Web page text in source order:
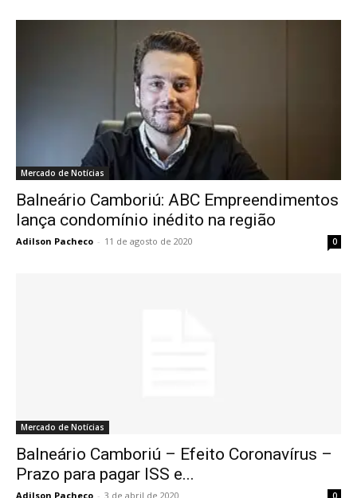
Mercado de Notícias
Balneário Camboriú: ABC Empreendimentos
lança condomínio inédito na região
Adilson Pacheco - 11 de agosto de 2020 0
Mercado de Notícias
Balneário Camboriú – Efeito Coronavírus –
Prazo para pagar ISS e...
Adilson Pacheco - 3 de abril de 2020 0